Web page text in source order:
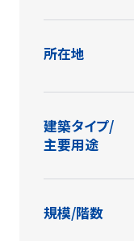
所在地
建築タイプ/
主要用途
規模/階数